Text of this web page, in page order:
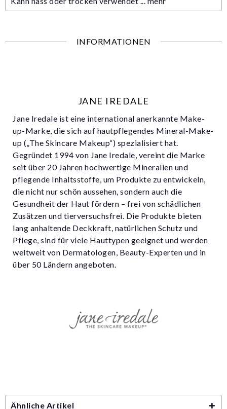
INFORMATIONEN
JANE IREDALE
Jane Iredale ist eine international anerkannte Make-
up-Marke, die sich auf hautpflegendes Mineral-Make-
up („The Skincare Makeup“) spezialisiert hat.
Gegründet 1994 von Jane Iredale, vereint die Marke
seit über 20 Jahren hochwertige Mineralien und
pflegende Inhaltsstoffe, um Produkte zu entwickeln,
die nicht nur schön aussehen, sondern auch die
Gesundheit der Haut fördern – frei von schädlichen
Zusätzen und tierversuchsfrei. Die Produkte bieten
lang anhaltende Deckkraft, natürlichen Schutz und
Pflege, sind für viele Hauttypen geeignet und werden
weltweit von Dermatologen, Beauty-Experten und in
über 50 Ländern angeboten.
Ähnliche Artikel